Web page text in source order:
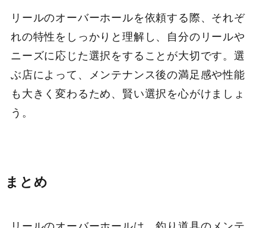
リールのオーバーホールを依頼する際、それぞ
れの特性をしっかりと理解し、自分のリールや
ニーズに応じた選択をすることが大切です。選
ぶ店によって、メンテナンス後の満足感や性能
も大きく変わるため、賢い選択を心がけましょ
う。
まとめ